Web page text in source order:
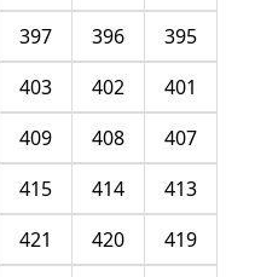
395
396
397
401
402
403
407
408
409
413
414
415
419
420
421